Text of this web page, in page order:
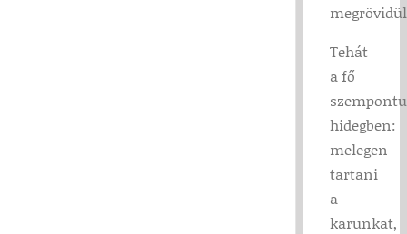
Tehát
a fő
hidegben:
melegen
tartani
a
karunkat,